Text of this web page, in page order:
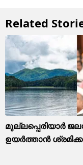
Related
മുല്ലപ്പെരിയാർ
ഉയർത്താൻ